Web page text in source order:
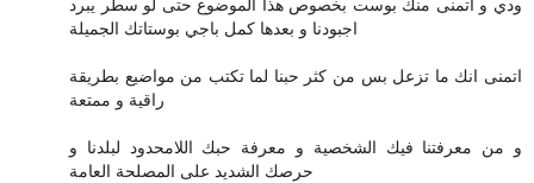
ودي و اتمنى منك بوست بخصوص هذا الموضوع حتى لو سطر يبرد
اجبودنا و بعدها كمل باجي بوستاتك الجميلة
اتمنى انك ما تزعل بس من كثر حبنا لما تكتب من مواضيع بطريقة
راقية و ممتعة
و من معرفتنا فيك الشخصية و معرفة حبك اللامحدود لبلدنا و
حرصك الشديد على المصلحة العامة